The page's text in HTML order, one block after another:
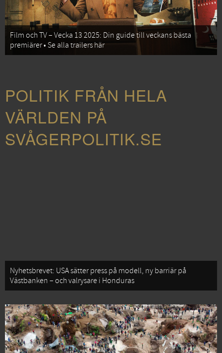
Film och TV – Vecka 13 2025: Din guide till veckans bästa
premiärer • Se alla trailers här
POLITIK FRÅN HELA
VÄRLDEN PÅ
SVÅGERPOLITIK.SE
Nyhetsbrevet: USA sätter press på modell, ny barriär på
Västbanken – och valrysare i Honduras